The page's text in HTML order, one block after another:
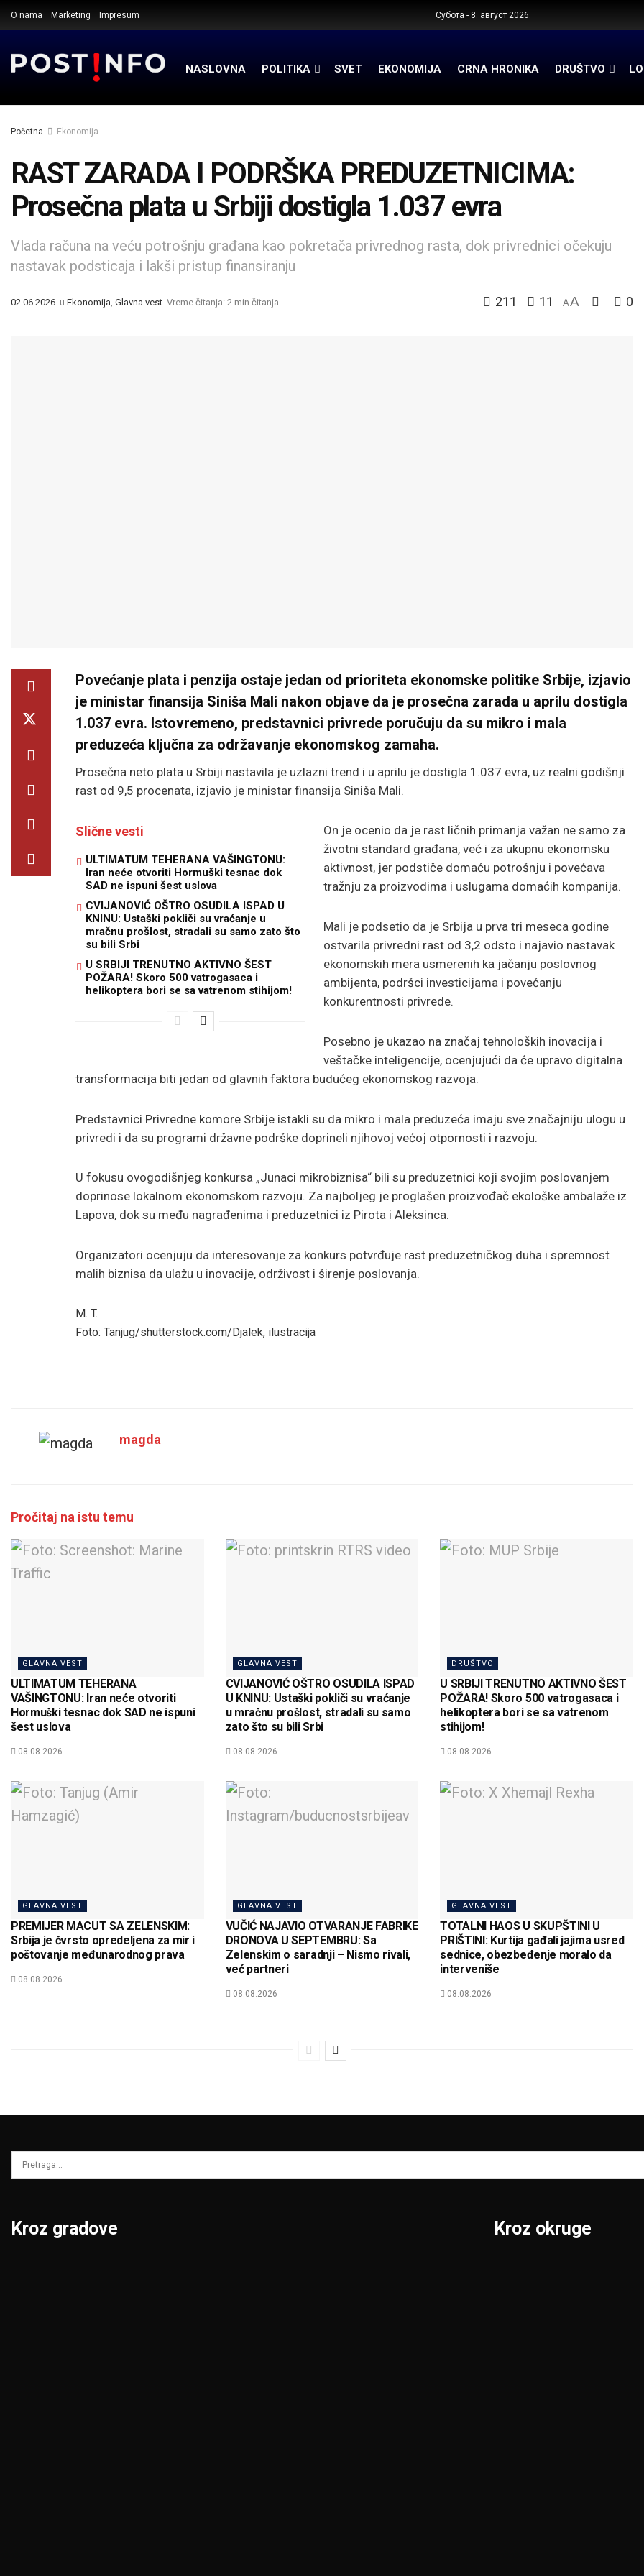
O nama Marketing Impresum Субота - 8. август 2026.
NASLOVNA POLITIKA SVET EKONOMIJA CRNA HRONIKA DRUŠTVO
Početna Ekonomija
RAST ZARADA I PODRŠKA PREDUZETNICIMA:
Prosečna plata u Srbiji dostigla 1.037 evra
Vlada računa na veću potrošnju građana kao pokretača privrednog rasta, dok privrednici očekuju
nastavak podsticaja i lakši pristup finansiranju
02.06.2026 u Ekonomija Glavna vest Vreme čitanja: 2 min čitanja 211 11 AA 0
Povećanje plata i penzija ostaje jedan od prioriteta ekonomske politike Srbije, izjavio
je ministar finansija Siniša Mali nakon objave da je prosečna zarada u aprilu dostigla
1.037 evra. Istovremeno, predstavnici privrede poručuju da su mikro i mala
preduzeća ključna za održavanje ekonomskog zamaha.
Prosečna neto plata u Srbiji nastavila je uzlazni trend i u aprilu je dostigla 1.037 evra, uz realni godišnji
rast od 9,5 procenata, izjavio je ministar finansija Siniša Mali.
Slične vesti
ULTIMATUM TEHERANA VAŠINGTONU:
Iran neće otvoriti Hormuški tesnac dok
SAD ne ispuni šest uslova
CVIJANOVIĆ OŠTRO OSUDILA ISPAD U
KNINU: Ustaški pokliči su vraćanje u
mračnu prošlost, stradali su samo zato što
su bili Srbi
U SRBIJI TRENUTNO AKTIVNO ŠEST
POŽARA! Skoro 500 vatrogasaca i
helikoptera bori se sa vatrenom stihijom!
On je ocenio da je rast ličnih primanja važan ne samo za
životni standard građana, već i za ukupnu ekonomsku
aktivnost, jer podstiče domaću potrošnju i povećava
tražnju za proizvodima i uslugama domaćih kompanija.
Mali je podsetio da je Srbija u prva tri meseca godine
ostvarila privredni rast od 3,2 odsto i najavio nastavak
ekonomskih mera usmerenih ka jačanju poslovnog
ambijenta, podršci investicijama i povećanju
konkurentnosti privrede.
Posebno je ukazao na značaj tehnoloških inovacija i
veštačke inteligencije, ocenjujući da će upravo digitalna
transformacija biti jedan od glavnih faktora budućeg ekonomskog razvoja.
Predstavnici Privredne komore Srbije istakli su da mikro i mala preduzeća imaju sve značajniju ulogu u
privredi i da su programi državne podrške doprineli njihovoj većoj otpornosti i razvoju.
U fokusu ovogodišnjeg konkursa „Junaci mikrobiznisa“ bili su preduzetnici koji svojim poslovanjem
doprinose lokalnom ekonomskom razvoju. Za najboljeg je proglašen proizvođač ekološke ambalaže iz
Lapova, dok su među nagrađenima i preduzetnici iz Pirota i Aleksinca.
Organizatori ocenjuju da interesovanje za konkurs potvrđuje rast preduzetničkog duha i spremnost
malih biznisa da ulažu u inovacije, održivost i širenje poslovanja.
M. T.
Foto: Tanjug/shutterstock.com/Djalek, ilustracija
magda
Pročitaj na istu temu
GLAVNA VEST
ULTIMATUM TEHERANA
VAŠINGTONU: Iran neće otvoriti
Hormuški tesnac dok SAD ne ispuni
šest uslova
08.08.2026
GLAVNA VEST
CVIJANOVIĆ OŠTRO OSUDILA ISPAD
U KNINU: Ustaški pokliči su vraćanje
u mračnu prošlost, stradali su samo
zato što su bili Srbi
08.08.2026
DRUŠTVO
U SRBIJI TRENUTNO AKTIVNO ŠEST
POŽARA! Skoro 500 vatrogasaca i
helikoptera bori se sa vatrenom
stihijom!
08.08.2026
GLAVNA VEST
PREMIJER MACUT SA ZELENSKIM:
Srbija je čvrsto opredeljena za mir i
poštovanje međunarodnog prava
08.08.2026
GLAVNA VEST
VUČIĆ NAJAVIO OTVARANJE FABRIKE
DRONOVA U SEPTEMBRU: Sa
Zelenskim o saradnji – Nismo rivali,
već partneri
08.08.2026
GLAVNA VEST
TOTALNI HAOS U SKUPŠTINI U
PRIŠTINI: Kurtija gađali jajima usred
sednice, obezbeđenje moralo da
interveniše
08.08.2026
Kroz gradove Kroz okruge